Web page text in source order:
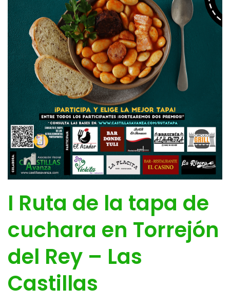
I Ruta de la tapa de
cuchara en Torrejón
del Rey – Las
Castillas